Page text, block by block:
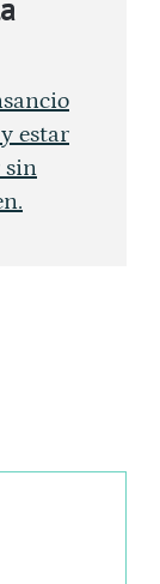
estar
sin